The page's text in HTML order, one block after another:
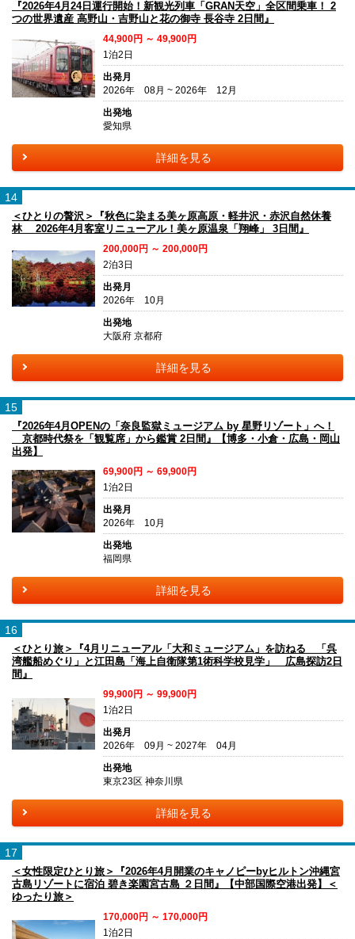
『2026年4月24日運行開始！新観光列車「GRAN天空」全区間乗車！ 2
つの世界遺産 高野山・吉野山と花の御寺 長谷寺 2日間』
44,900円 ～ 49,900円
1泊2日
出発月
2026年 08月 ~ 2026年 12月
出発地
愛知県
詳細を見る
14
＜ひとりの贅沢＞『秋色に染まる美ヶ原高原・軽井沢・赤沢自然休養
林 2026年4月客室リニューアル！美ヶ原温泉「翔峰」 3日間』
200,000円 ～ 200,000円
2泊3日
出発月
2026年 10月
出発地
大阪府 京都府
詳細を見る
15
『2026年4月OPENの「奈良監獄ミュージアム by 星野リゾート」へ！
京都時代祭を「観覧席」から鑑賞 2日間』【博多・小倉・広島・岡山
出発】
69,900円 ～ 69,900円
1泊2日
出発月
2026年 10月
出発地
福岡県
詳細を見る
16
＜ひとり旅＞『4月リニューアル「大和ミュージアム」を訪ねる 「呉
湾艦船めぐり」と江田島「海上自衛隊第1術科学校見学」 広島探訪2日
間』
99,900円 ～ 99,900円
1泊2日
出発月
2026年 09月 ~ 2027年 04月
出発地
東京23区 神奈川県
詳細を見る
17
＜女性限定ひとり旅＞『2026年4月開業のキャノピーbyヒルトン沖縄宮
古島リゾートに宿泊 碧き楽園宮古島 ２日間』【中部国際空港出発】＜
ゆったり旅＞
170,000円 ～ 170,000円
1泊2日